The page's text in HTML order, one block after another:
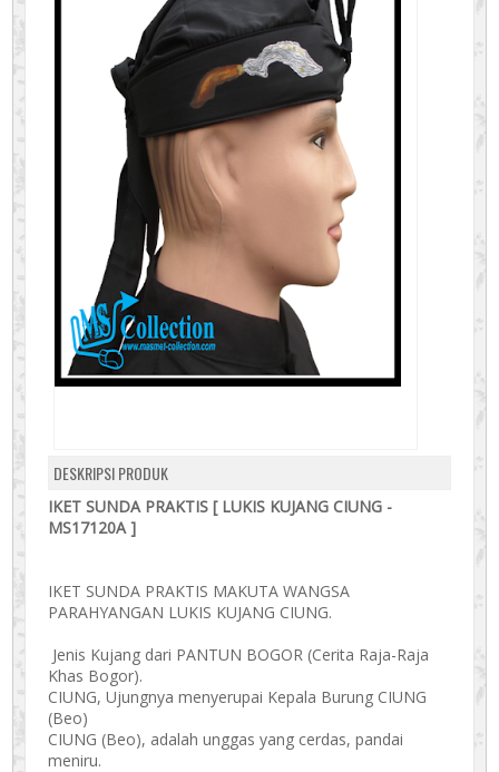
DESKRIPSI PRODUK
IKET SUNDA PRAKTIS [ LUKIS KUJANG CIUNG -
MS17120A ]
IKET SUNDA PRAKTIS MAKUTA WANGSA
PARAHYANGAN LUKIS KUJANG CIUNG.
Jenis Kujang dari PANTUN BOGOR (Cerita Raja-Raja
Khas Bogor).
CIUNG, Ujungnya menyerupai Kepala Burung CIUNG
(Beo)
CIUNG (Beo), adalah unggas yang cerdas, pandai
meniru.